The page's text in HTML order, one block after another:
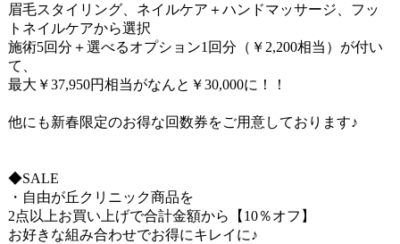
眉毛スタイリング、ネイルケア＋ハンドマッサージ、フッ
トネイルケアから選択
施術5回分＋選べるオプション1回分（￥2,200相当）が付い
て、
最大￥37,950円相当がなんと￥30,000に！！
他にも新春限定のお得な回数券をご用意しております♪
◆SALE
・自由が丘クリニック商品を
2点以上お買い上げで合計金額から【10％オフ】
お好きな組み合わせでお得にキレイに♪